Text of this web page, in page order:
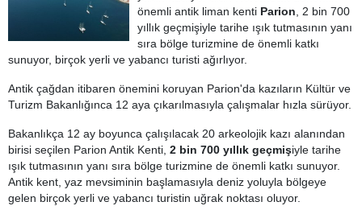
önemli antik liman kenti Parion , 2 bin 700
yıllık geçmişiyle tarihe ışık tutmasının yanı
sıra bölge turizmine de önemli katkı
sunuyor, birçok yerli ve yabancı turisti ağırlıyor.
Antik çağdan itibaren önemini koruyan Parion'da kazıların Kültür ve
Turizm Bakanlığınca 12 aya çıkarılmasıyla çalışmalar hızla sürüyor.
Bakanlıkça 12 ay boyunca çalışılacak 20 arkeolojik kazı alanından
birisi seçilen Parion Antik Kenti, 2 bin 700 yıllık geçmişiyle tarihe
ışık tutmasının yanı sıra bölge turizmine de önemli katkı sunuyor.
Antik kent, yaz mevsiminin başlamasıyla deniz yoluyla bölgeye
gelen birçok yerli ve yabancı turistin uğrak noktası oluyor.